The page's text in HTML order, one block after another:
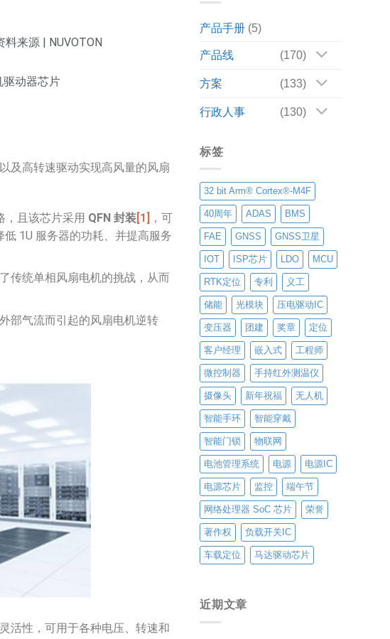
料来源 | NUVOTON
驱动器芯片
及高转速驱动实现高风量的风扇
，且该芯片采用 QFN 封装[1] ，可
1U 服务器的功耗、并提高服务
传统单相风扇电机的挑战，从而
部气流而引起的风扇电机逆转
活性，可用于各种电压、转速和
产品手册 (5)
产品线 (170)
方案 (133)
行政人事 (130)
标签
32 bit Arm® Cortex®-M4F
40周年 ADAS BMS
FAE GNSS GNSS卫星
IOT ISP芯片 LDO MCU
RTK定位 专利 义工
储能 光模块 压电驱动IC
变压器 团建 奖章 定位
客户经理 嵌入式 工程师
微控制器 手持红外测温仪
摄像头 新年祝福 无人机
智能手环 智能穿戴
智能门锁 物联网
电池管理系统 电源 电源IC
电源芯片 监控 端午节
网络处理器 SoC 芯片 荣誉
著作权 负载开关IC
车载定位 马达驱动芯片
近期文章